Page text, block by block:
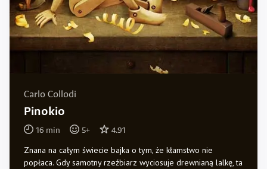
Carlo Collodi
Pinokio
16 min 5+ 4.91
Znana na całym świecie bajka o tym, że kłamstwo nie
popłaca. Gdy samotny rzeźbiarz wyciosuje drewnianą lalkę, ta